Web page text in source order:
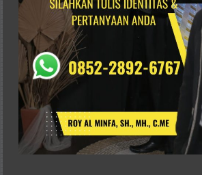
Pontianak,
Bandung,
Kendari,
Riau,
Pekanbaru,
Bengkulu,
Mukomuko,
Gunung
Kidul,